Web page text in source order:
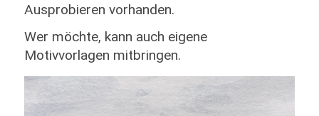
Ausprobieren vorhanden.
Wer möchte, kann auch eigene
Motivvorlagen mitbringen.